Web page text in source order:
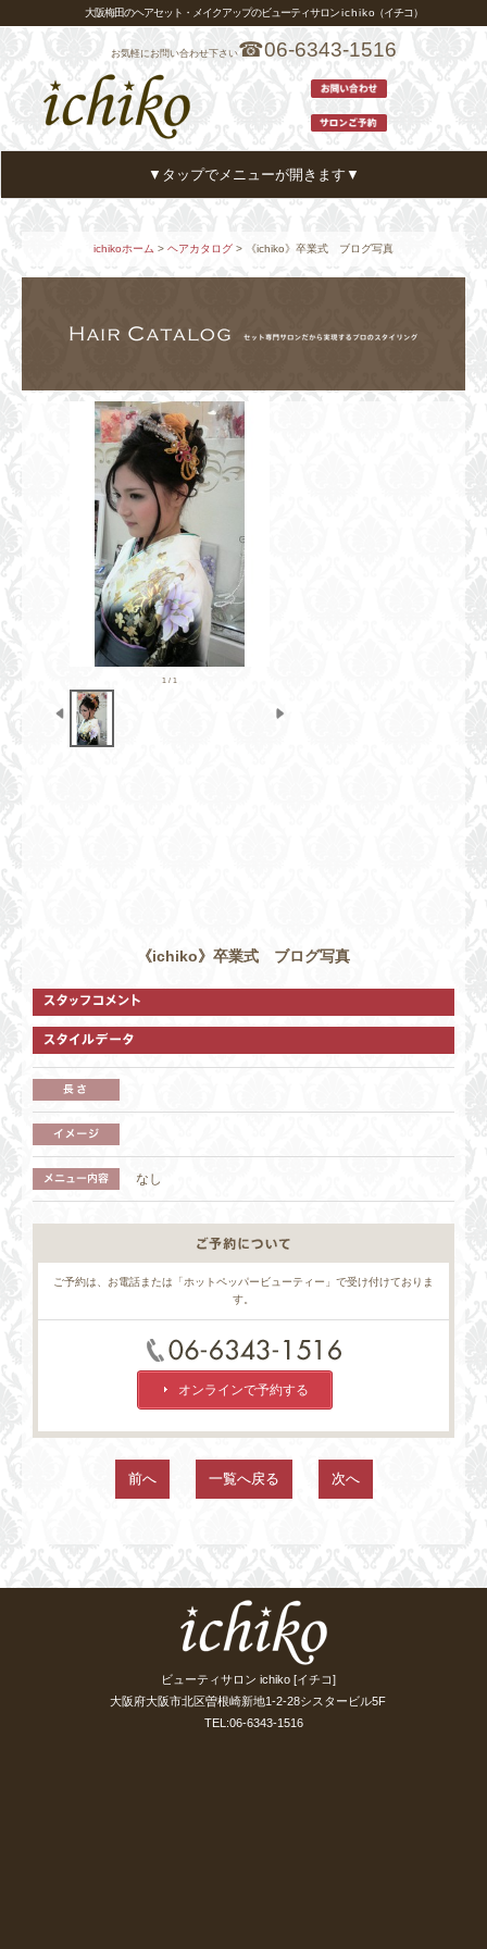
大阪梅田のヘアセット・メイクアップのビューティサロン i c h i k o（イチコ）
お気軽にお問い合わせ下さい☎06-6343-1516
▼タップでメニューが開きます▼
HAIR CATALOG
アクセス
ACCESS
お客様の声
VOICE
ichikoホーム > ヘアカタログ > 《ichiko》卒業式 ブログ写真
《ichiko》卒業式 ブログ写真
なし
ご予約は、お電話または「ホットペッパービューティー」で受け付けておりま
す。
オンラインで予約する
前へ 一覧へ戻る 次へ
ビューティサロン ichiko [イチコ]
大阪府大阪市北区曽根崎新地1-2-28シスタービル5F
TEL:06-6343-1516